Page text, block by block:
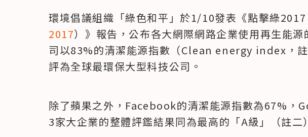
環境倡議組織「綠色和平」於1/10發表《點擊綠2017
2017）》報告，公布各大網際網路企業使用再生能
司以83%的清潔能源指數（Clean energy index，
評為全球最環保大型科技公司。
除了蘋果之外，Facebook的清潔能源指數為67%，
3家大企業的整體評鑑結果同為最高的「A級」（註二